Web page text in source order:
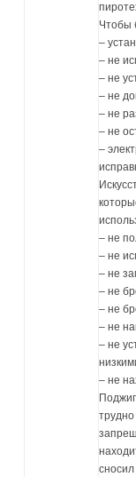
Чтобы
–
– не
– не
– не
– не
– не
–
– не
– не
– не
– не
– не
– не
– не
– не